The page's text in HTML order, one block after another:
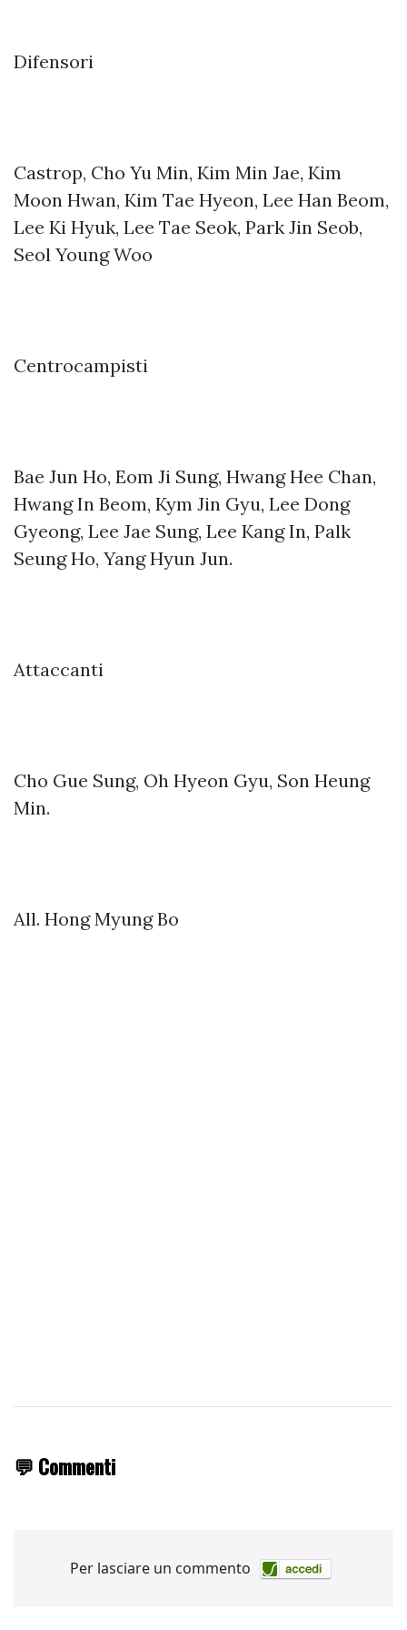
Difensori
Castrop, Cho Yu Min, Kim Min Jae, Kim
Moon Hwan, Kim Tae Hyeon, Lee Han Beom,
Lee Ki Hyuk, Lee Tae Seok, Park Jin Seob,
Seol Young Woo
Centrocampisti
Bae Jun Ho, Eom Ji Sung, Hwang Hee Chan,
Hwang In Beom, Kym Jin Gyu, Lee Dong
Gyeong, Lee Jae Sung, Lee Kang In, Palk
Seung Ho, Yang Hyun Jun.
Attaccanti
Cho Gue Sung, Oh Hyeon Gyu, Son Heung
Min.
All. Hong Myung Bo
💬 Commenti